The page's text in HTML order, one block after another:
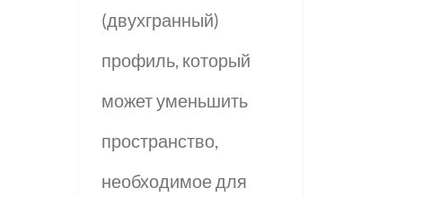
(двухгранный)
профиль, который
может уменьшить
пространство,
необходимое для